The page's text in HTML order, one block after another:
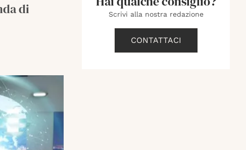
di
Scrivi alla nostra redazione
CONTATTACI